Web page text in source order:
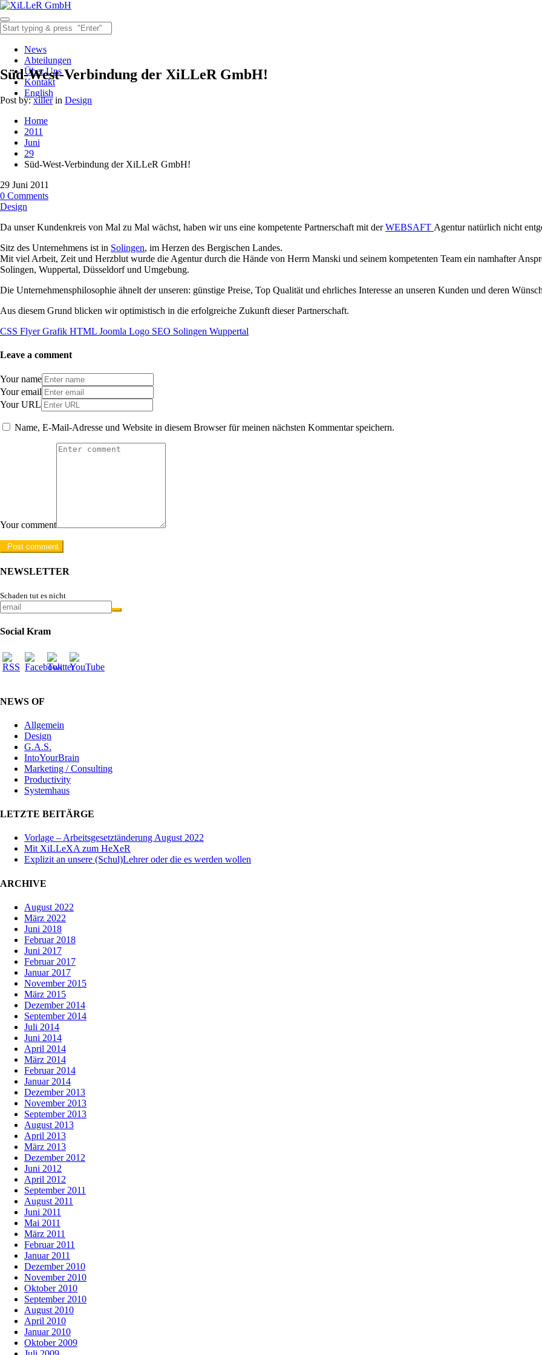
News
Abteilungen
Über Uns
Kontakt
English
Süd-West-Verbindung der XiLLeR GmbH!
Post by:xillerin Design
Home
2011
Juni
29
Süd-West-Verbindung der XiLLeR GmbH!
29 Juni 2011
0 Comments
Design
Da unser Kundenkreis von Mal zu Mal wächst, haben wir uns eine kompetente Partnerschaft mit derWEBSAFT Agentur natürlich nicht
Sitz des Unternehmens ist in Solingen, im Herzen des Bergischen Landes.
Mit viel Arbeit, Zeit und Herzblut wurde die Agentur durch die Hände von Herrn Manski und seinem kompetenten Team ein namhafter
Solingen, Wuppertal, Düsseldorf und Umgebung.
Die Unternehmensphilosophie ähnelt der unseren: günstige Preise, Top Qualität und ehrliches Interesse an unseren Kunden und deren
Aus diesem Grund blicken wir optimistisch in die erfolgreiche Zukunft dieser Partnerschaft.
CSS FlyerGrafik HTML Joomla Logo SEO Solingen Wuppertal
Leave a comment
Your name
Your email
Your URL
Name, E-Mail-Adresse und Website in diesem Browser für meinen nächsten Kommentar speichern.
Your comment
NEWSLETTER
Schaden tut es nicht
Social Kram
NEWS OF
Allgemein
Design
G.A.S.
IntoYourBrain
Marketing / Consulting
Productivity
Systemhaus
LETZTE BEITÄRGE
Vorlage – Arbeitsgesetztänderung August 2022
Mit XiLLeXA zum HeXeR
Explizit an unsere (Schul)Lehrer oder die es werden wollen
ARCHIVE
August 2022
März 2022
Juni 2018
Februar 2018
Juni 2017
Februar 2017
Januar 2017
November 2015
März 2015
Dezember 2014
September 2014
Juli 2014
Juni 2014
April 2014
März 2014
Februar 2014
Januar 2014
Dezember 2013
November 2013
September 2013
August 2013
April 2013
März 2013
Dezember 2012
Juni 2012
April 2012
September 2011
August 2011
Juni 2011
Mai 2011
März 2011
Februar 2011
Januar 2011
Dezember 2010
November 2010
Oktober 2010
September 2010
August 2010
April 2010
Januar 2010
Oktober 2009